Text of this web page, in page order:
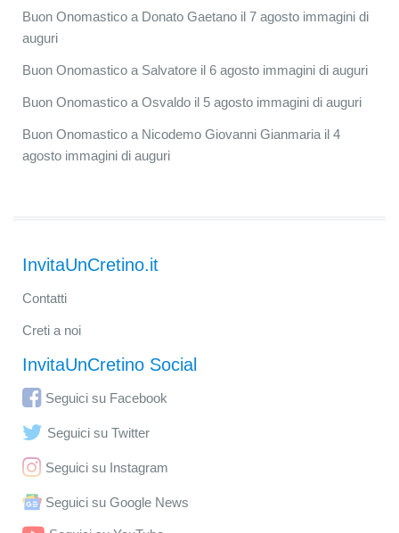
Buon Onomastico a Donato Gaetano il 7 agosto immagini di
auguri
Buon Onomastico a Salvatore il 6 agosto immagini di auguri
Buon Onomastico a Osvaldo il 5 agosto immagini di auguri
Buon Onomastico a Nicodemo Giovanni Gianmaria il 4
agosto immagini di auguri
InvitaUnCretino.it
Contatti
Creti a noi
InvitaUnCretino Social
Seguici su Facebook
Seguici su Twitter
Seguici su Instagram
Seguici su Google News